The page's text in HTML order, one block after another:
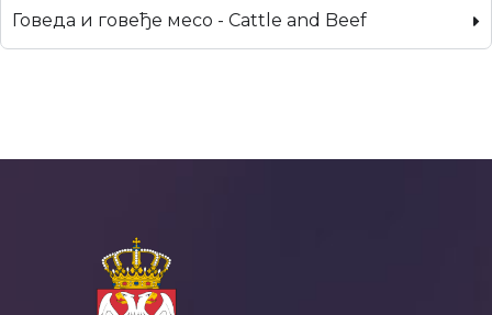
Говеда и говеђе месо - Cattle and Beef